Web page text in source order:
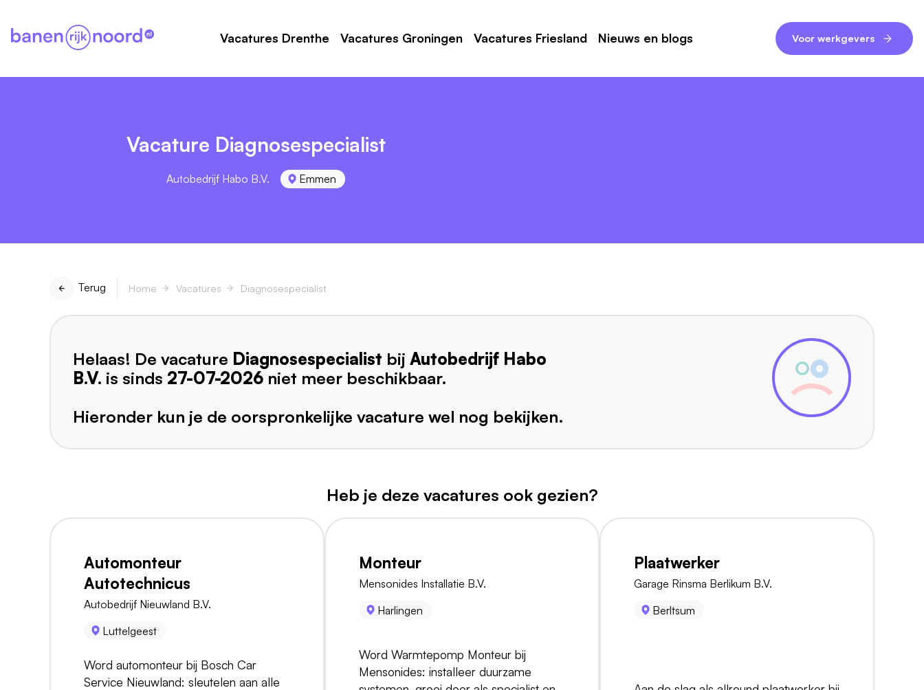
Vacatures Drenthe Vacatures Groningen Vacatures Friesland Nieuws en blogs Voor werkgevers
Vacature Diagnosespecialist
Autobedrijf Habo B.V. Emmen
Terug Home Vacatures Diagnosespecialist
Helaas! De vacature Diagnosespecialist bij Autobedrijf Habo
B.V. is sinds 27-07-2026 niet meer beschikbaar.
Hieronder kun je de oorspronkelijke vacature wel nog bekijken.
Heb je deze vacatures ook gezien?
Automonteur
Autotechnicus
Autobedrijf Nieuwland B.V.
Luttelgeest
Word automonteur bij Bosch Car
Service Nieuwland: sleutelen aan alle
Monteur
Mensonides Installatie B.V.
Harlingen
Word Warmtepomp Monteur bij
Mensonides: installeer duurzame
Plaatwerker
Garage Rinsma Berlikum B.V.
Berltsum